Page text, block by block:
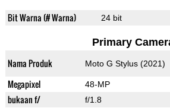
Bit Warna (# Warna) 24 bit
Primary
Nama Produk Moto G Stylus (2021)
Megapixel 48-MP
bukaan f/ f/1.8